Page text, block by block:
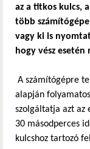
az a titkos kulcs,
több
vagy ki is
hogy vész esetén
A számítógépre
alapján
szolgáltatja azt az
30 másodperces
kulcshoz tartozó